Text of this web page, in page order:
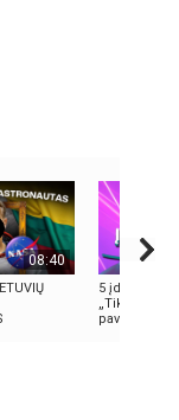
08:40
5 įdomūs
„TikTok“: ką